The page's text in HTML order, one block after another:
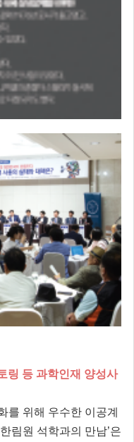
링 등 과학인재 양성사
를 위해 우수한 이공계
림원 석학과의 만남’은